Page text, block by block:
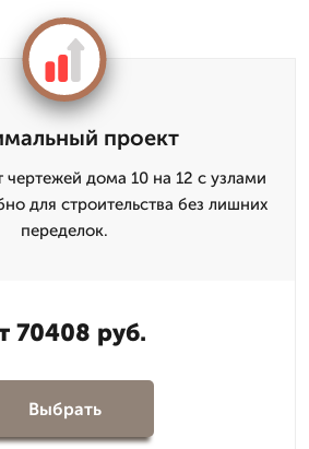
проект
дома 10 на 12 с узлами
для строительства без лишних
переделок.
70408 руб.
Выбрать